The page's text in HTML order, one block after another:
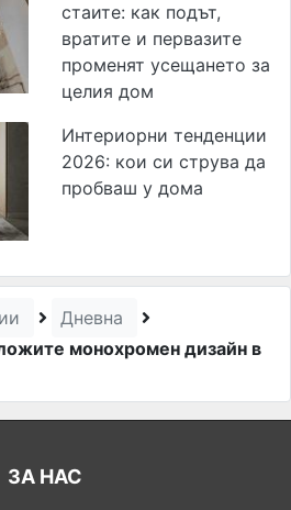
стаите: как подът,
вратите и первазите
променят усещането за
целия дом
Интериорни тенденции
2026: кои си струва да
пробваш у дома
Дневна
монохромен дизайн в
ЗА НАС